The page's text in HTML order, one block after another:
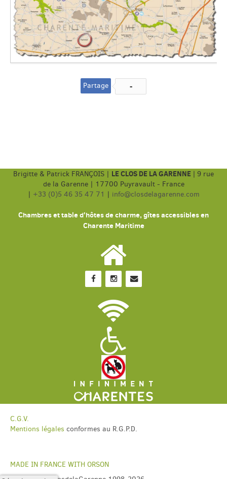
-
Partage
Brigitte & Patrick FRANÇOIS | LE CLOS DE LA GARENNE | 9 rue
de la Garenne | 17700 Puyravault - France
| +33 (0)5 46 35 47 71 | info@closdelagarenne.com
Chambres et table d'hôtes de charme, gîtes accessibles en
Charente Maritime
C.G.V.
Mentions légales conformes au R.G.P.D.
MADE IN FRANCE WITH ORSON